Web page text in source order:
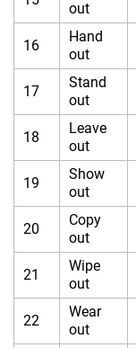
out
16
Hand
out
17
Stand
out
18
Leave
out
19
Show
out
20
Copy
out
21
Wipe
out
22
Wear
out